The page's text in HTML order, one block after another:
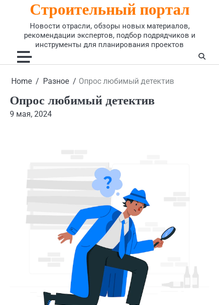
Строительный портал
Новости отрасли, обзоры новых материалов,
рекомендации экспертов, подбор подрядчиков и
инструменты для планирования проектов
Home Разное Опрос любимый детектив
Опрос любимый детектив
9 мая, 2024